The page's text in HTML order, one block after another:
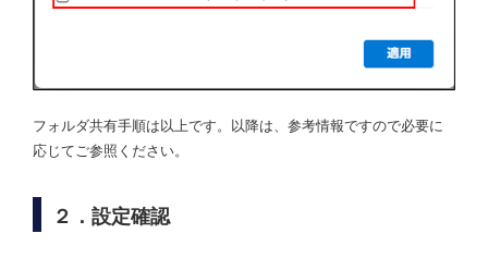
フォルダ共有手順は以上です。以降は、参考情報ですので必要に
応じてご参照ください。
２．設定確認